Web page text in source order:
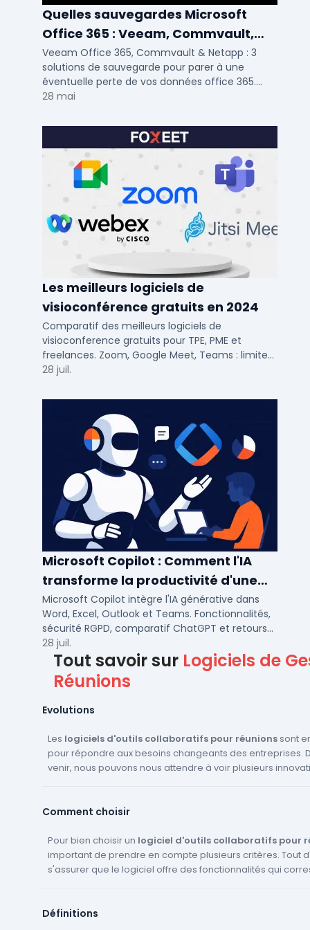
Quelles sauvegardes Microsoft
Office 365 : Veeam, Commvault,
Netapp
Veeam Office 365, Commvault & Netapp : 3
solutions de sauvegarde pour parer à une
éventuelle perte de vos données office 365.
Voici notre ...
28 mai
Les meilleurs logiciels de
visioconférence gratuits en 2024
Comparatif des meilleurs logiciels de
visioconference gratuits pour TPE, PME et
freelances. Zoom, Google Meet, Teams : limites,
participants, fonctions cles pour bien choisir.
28 juil.
Microsoft Copilot : Comment l'IA
transforme la productivité d'une
PME/ETI ?
Microsoft Copilot intègre l'IA générative dans
Word, Excel, Outlook et Teams. Fonctionnalités,
sécurité RGPD, comparatif ChatGPT et retours
concrets pour PME et ETI françaises.
28 juil.
Tout savoir sur Logiciels de
Réunions
Evolutions
Les logiciels d'outils collaboratifs pour réunionssont
pour répondre aux besoins changeants des entreprises.
venir, nous pouvons nous attendre à voir plusieurs
analyser les données des réunions, à identifier les
l'amélioration de la réalité virtuelleet de laréalité
permettre des réunions plus immersives et interactives,
participants sont à distance. De plus, nous devrions voir
Comment choisir
Pour bien choisir un logiciel d'outils collaboratifs pour
important de prendre en compte plusieurs critères. Tout
s'assurer que le logiciel offre des fonctionnalités qui
De même, si vous avez besoin de faire des sondages en
Définitions